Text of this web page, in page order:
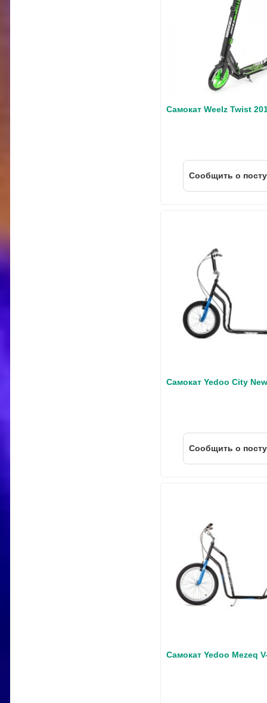
Самокат Weelz Twist
Cообщить о
Самокат Yedoo City New
Cообщить о
Самокат Yedoo Mezeq